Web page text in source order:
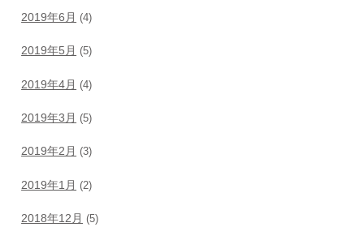
2019年6月 (4)
2019年5月 (5)
2019年4月 (4)
2019年3月 (5)
2019年2月 (3)
2019年1月 (2)
2018年12月 (5)